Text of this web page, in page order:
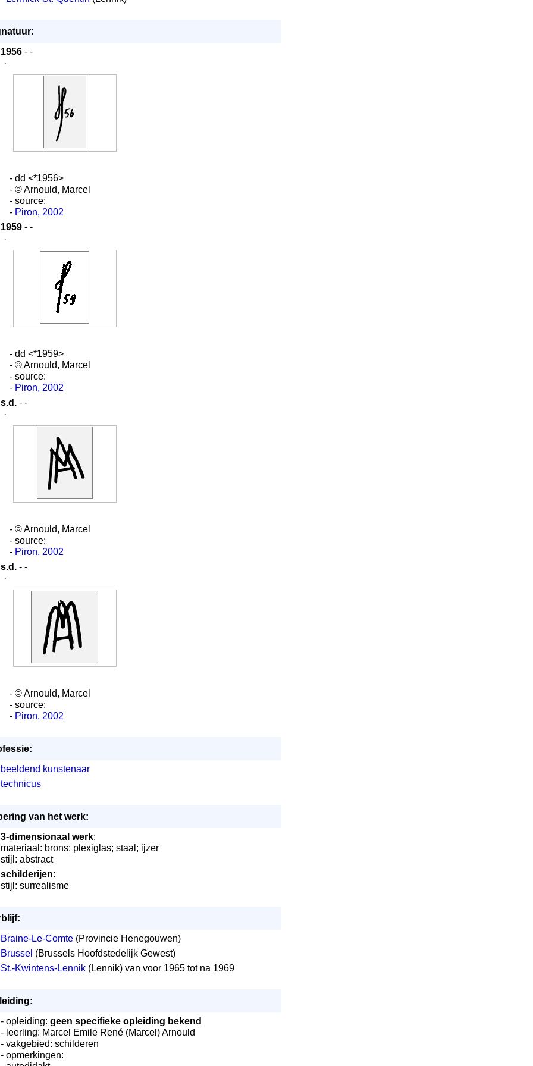
1956- -
·
- dd <*1956>
- © Arnould, Marcel
- source:
- Piron, 2002
1959- -
·
- dd <*1959>
- © Arnould, Marcel
- source:
- Piron, 2002
s.d.- -
·
- © Arnould, Marcel
- source:
- Piron, 2002
s.d.- -
·
- © Arnould, Marcel
- source:
- Piron, 2002
beeldend kunstenaar
technicus
van het werk:
3-dimensionaal werk:
materiaal: brons; plexiglas; staal; ijzer
stijl: abstract
schilderijen:
stijl: surrealisme
Braine-Le-Comte(Provincie Henegouwen)
Brussel (Brussels Hoofdstedelijk Gewest)
St.-Kwintens-Lennik(Lennik) van voor 1965 tot na 1969
- opleiding: geen specifieke opleiding bekend
- leerling: Marcel Emile René (Marcel) Arnould
- vakgebied: schilderen
- opmerkingen: